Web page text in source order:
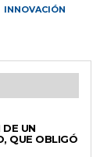
INNOVACIÓN
UN
QUE OBLIGÓ